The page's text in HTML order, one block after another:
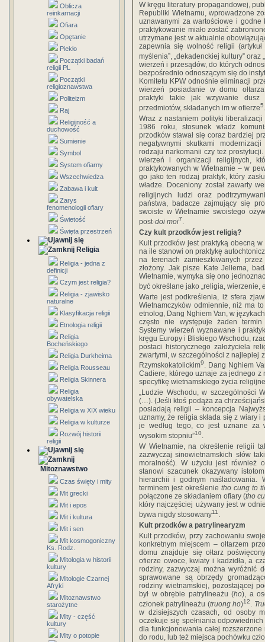
Oblicza
reinkarnacji
Ofiara
Opętanie
Piekło
Początki badań
religii PL
Początki
religioznawstwa
Politeizm
Raj
Religijność a
duchowość
Sumienie
Symbol
System ofiarny
Wszechwiedza
Zabawa i kult
Zarys
fenomenologii ofiary
Świetość
Święta przestrzeń
Religia
Religia - jedna z
definicji
Czym jest religia?
Religia - zjawisko
naturalne
Klasyfikacja religii
Etnologia religii
Religia
Bocheńskiego
Religia Durkheima
Religia Rousseau
Religia Skinnera
Religia
obywatelska
Religia w XIX wieku
Religia w kulturze
Rozwój historii
religii
Mitoznawstwo
Czas święty i mity
Mit grecki
Mit i epos
Mit i kultura
Mit i sen
Mit kosmogoniczny
Ks. Rodz.
Mitologia w historii
kultury
Mitologie Czarnej
Afryki
Mitoznawstwo
starożytne
Mity - część
kultury
Mity o potopie
W kręgu literatury propagandowej,
Republiki Wietnamu, wprowadzone
uznawanymi za wartościowe i godne
praktykowanie miało zostać
utrzymane jest w aktualnie
zapewnia się wolność religii
myślenia”, „dekadenckiej kultury” oraz
wierzeń i przesądów, do których
bezpośrednio odnoszącym się do
Komitetu KPW odnośnie eliminacji
wierzeń posiadanie w domu
praktyki takie jak wzywanie dusz
przedmiotów, składanych im w ofierze5.
Wraz z nastaniem polityki
1986 roku, stosunek władz
przodków stawał się coraz bardziej
negatywnymi skutkami
rodzaju narkomanii czy też
wierzeń i organizacji religijnych,
praktykowanych w Wietnamie – w
go jako ten rodzaj praktyk, który
władze. Doceniony został zawarty
religijnych ludzi oraz
państwa, badacze zajmujący się
swoiste w Wietnamie swoistego
post-doi moi7.
Czy kult przodków jest religią?
Kult przodków jest praktyką obecną
na ile stanowi on praktykę
na terenach zamieszkiwanych
złożony. Jak pisze Kate Jellema,
Wietnamie, wymyka się ono
być określane jako „religia, wierzenie,
Warte jest podkreślenia, iż sfera
Wietnamczyków odmiennie, niż ma
etnolog, Dang Nghiem Van, w
często nie występuje żaden
Systemy wierzeń wyznawane i
kręgu Europy i Bliskiego Wschodu,
postaci historycznego założyciela
zwartymi, w szczególności z najlepiej
Rzymskokatolickim9. Dang Nghiem
Cadiere, którego uznaje za jednego z
specyfikę wietnamskiego życia
„Ludzie Wschodu, w szczególności
(…). (Jeśli ktoś podąża za
posiadają religii – koncepcja
uznamy, że religia składa się z wiary i
je według tego, co jest uznane za
wysokim stopniu”10.
W Wietnamie, na określenie religii
zazwyczaj sinowietnamskich słów
moralność). W użyciu jest również
stanowi szacunek okazywany
hierarchii i godnym naśladowania.
terminem jest określenie tho cung to
połączone ze składaniem ofiary (tho
który najczęściej używany jest w
bywa nigdy stosowany11 .
Kult przodków a patrylinearyzm
Kult przodków, przy zachowaniu
konkretnym miejscem – ołtarzem
domu znajduje się ołtarz
ofierze owoce, kwiaty i kadzidła, a
rodziny, zazwyczaj można wyróżnić
sprawowane są obrzędy
rodziny wietnamskiej, pozostającej
był w obrębie patrylineażu (ho), a
członek patrylineażu (truong ho)12.
w dzisiejszych czasach, od osoby
oczekuje się spełniania
dla funkcjonowania całej
do rodu, lub też miejsca pochówku